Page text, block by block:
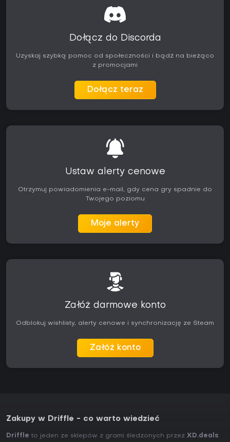
Dołącz do Discorda
Uzyskaj szybką pomoc od społeczności i bądź na bieżąco
z promocjami
Dołącz teraz
Ustaw alerty cenowe
Otrzymuj powiadomienia e-mail, gdy cena gry spadnie do
Twojego poziomu
Moje alerty
Załóż darmowe konto
Odblokuj wishlisty, alerty cenowe i synchronizację ze Steam
Załóż konto
Zakupy w Driffle - co warto wiedzieć
Driffle to jeden ze sklepów z grami śledzonych przez XD.deals.